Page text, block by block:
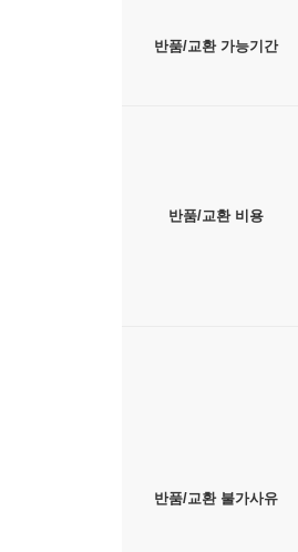
반품/교환 가능기간
반품/교환 비용
반품/교환 불가사유